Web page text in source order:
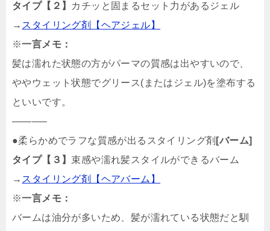
タイプ【２】 カチッと固まるセット力があるジェル
→ スタイリング剤【ヘアジェル】
※一言メモ：
髪は濡れた状態の方がパーマの質感は出やすいので、
ややウェット状態でグリース(またはジェル)を塗布する
といいです。
———–
●柔らかめでラフな質感が出るスタイリング剤 [バーム]
タイプ【３】 束感や濡れ髪スタイルができるバーム
→ スタイリング剤【ヘアバーム】
※一言メモ：
バームは油分が多いため、髪が濡れている状態だと馴